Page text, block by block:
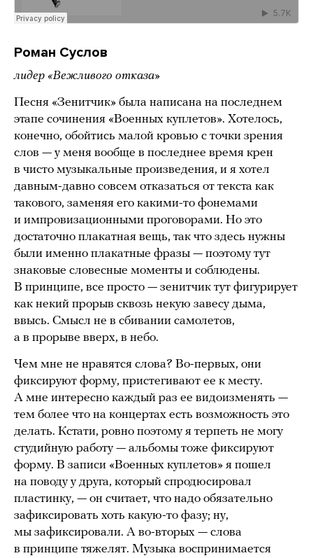
Роман Суслов
лидер «Вежливого отказа»
Песня «Зенитчик» была написана на последнем
этапе сочинения «Военных куплетов». Хотелось,
конечно, обойтись малой кровью с точки зрения
слов — у меня вообще в последнее время крен
в чисто музыкальные произведения, и я хотел
давным-давно совсем отказаться от текста как
такового, заменяя его какими-то фонемами
и импровизационными проговорами. Но это
достаточно плакатная вещь, так что здесь нужны
были именно плакатные фразы — поэтому тут
знаковые словесные моменты и соблюдены.
В принципе, все просто — зенитчик тут фигурирует
как некий прорыв сквозь некую завесу дыма,
ввысь. Смысл не в сбивании самолетов,
а в прорыве вверх, в небо.
Чем мне не нравятся слова? Во-первых, они
фиксируют форму, пристегивают ее к месту.
А мне интересно каждый раз ее видоизменять —
тем более что на концертах есть возможность это
делать. Кстати, ровно поэтому я терпеть не могу
студийную работу — альбомы тоже фиксируют
форму. В записи «Военных куплетов» я пошел
на поводу у друга, который спродюсировал
пластинку, — он считает, что надо обязательно
зафиксировать хоть какую-то фазу; ну,
мы зафиксировали. А во-вторых — слова
в принципе тяжелят. Музыка воспринимается